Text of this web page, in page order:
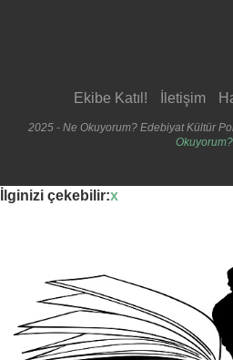
Ekibe Katıl! İletişim
2025 - Ne Okuyorum? Edebiyat Kültür
Okuyorum?
İlginizi çekebilir:x